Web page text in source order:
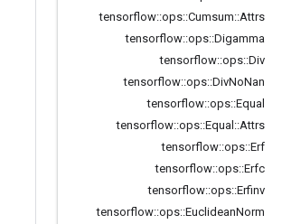
tensorflow::ops::Cumsum::Attrs
tensorflow::ops::Digamma
tensorflow::ops::Div
tensorflow::ops::DivNoNan
tensorflow::ops::Equal
tensorflow::ops::Equal ::Attrs
tensorflow::ops::Erf
tensorflow::ops::Erfc
tensorflow::ops::Erfinv
tensorflow::ops::EuclideanNorm